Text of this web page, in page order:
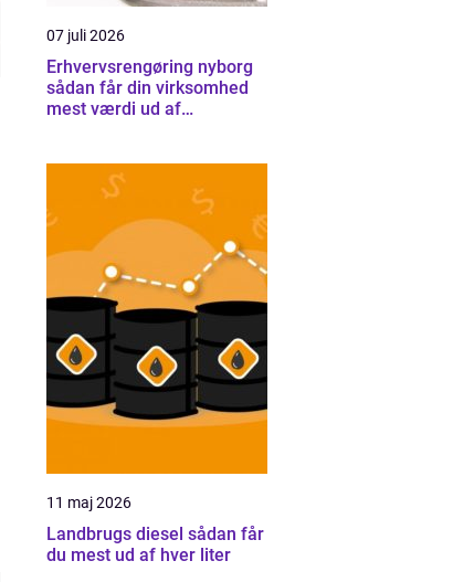
07 juli 2026
Erhvervsrengøring nyborg
sådan får din virksomhed
mest værdi ud af
11 maj 2026
Landbrugs diesel sådan får
du mest ud af hver liter